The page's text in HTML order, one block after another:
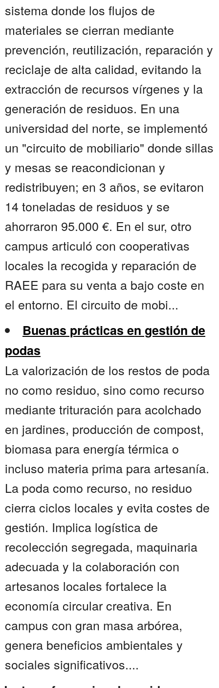
sistema donde los flujos de
materiales se cierran mediante
prevención, reutilización, reparación y
reciclaje de alta calidad, evitando la
extracción de recursos vírgenes y la
generación de residuos. En una
universidad del norte, se implementó
un "circuito de mobiliario" donde sillas
y mesas se reacondicionan y
redistribuyen; en 3 años, se evitaron
14 toneladas de residuos y se
ahorraron 95.000 €. En el sur, otro
campus articuló con cooperativas
locales la recogida y reparación de
RAEE para su venta a bajo coste en
el entorno. El circuito de mobi...
Buenas prácticas en gestión de
podas
La valorización de los restos de poda
no como residuo, sino como recurso
mediante trituración para acolchado
en jardines, producción de compost,
biomasa para energía térmica o
incluso materia prima para artesanía.
La poda como recurso, no residuo
cierra ciclos locales y evita costes de
gestión. Implica logística de
recolección segregada, maquinaria
adecuada y la colaboración con
artesanos locales fortalece la
economía circular creativa. En
campus con gran masa arbórea,
genera beneficios ambientales y
sociales significativos....